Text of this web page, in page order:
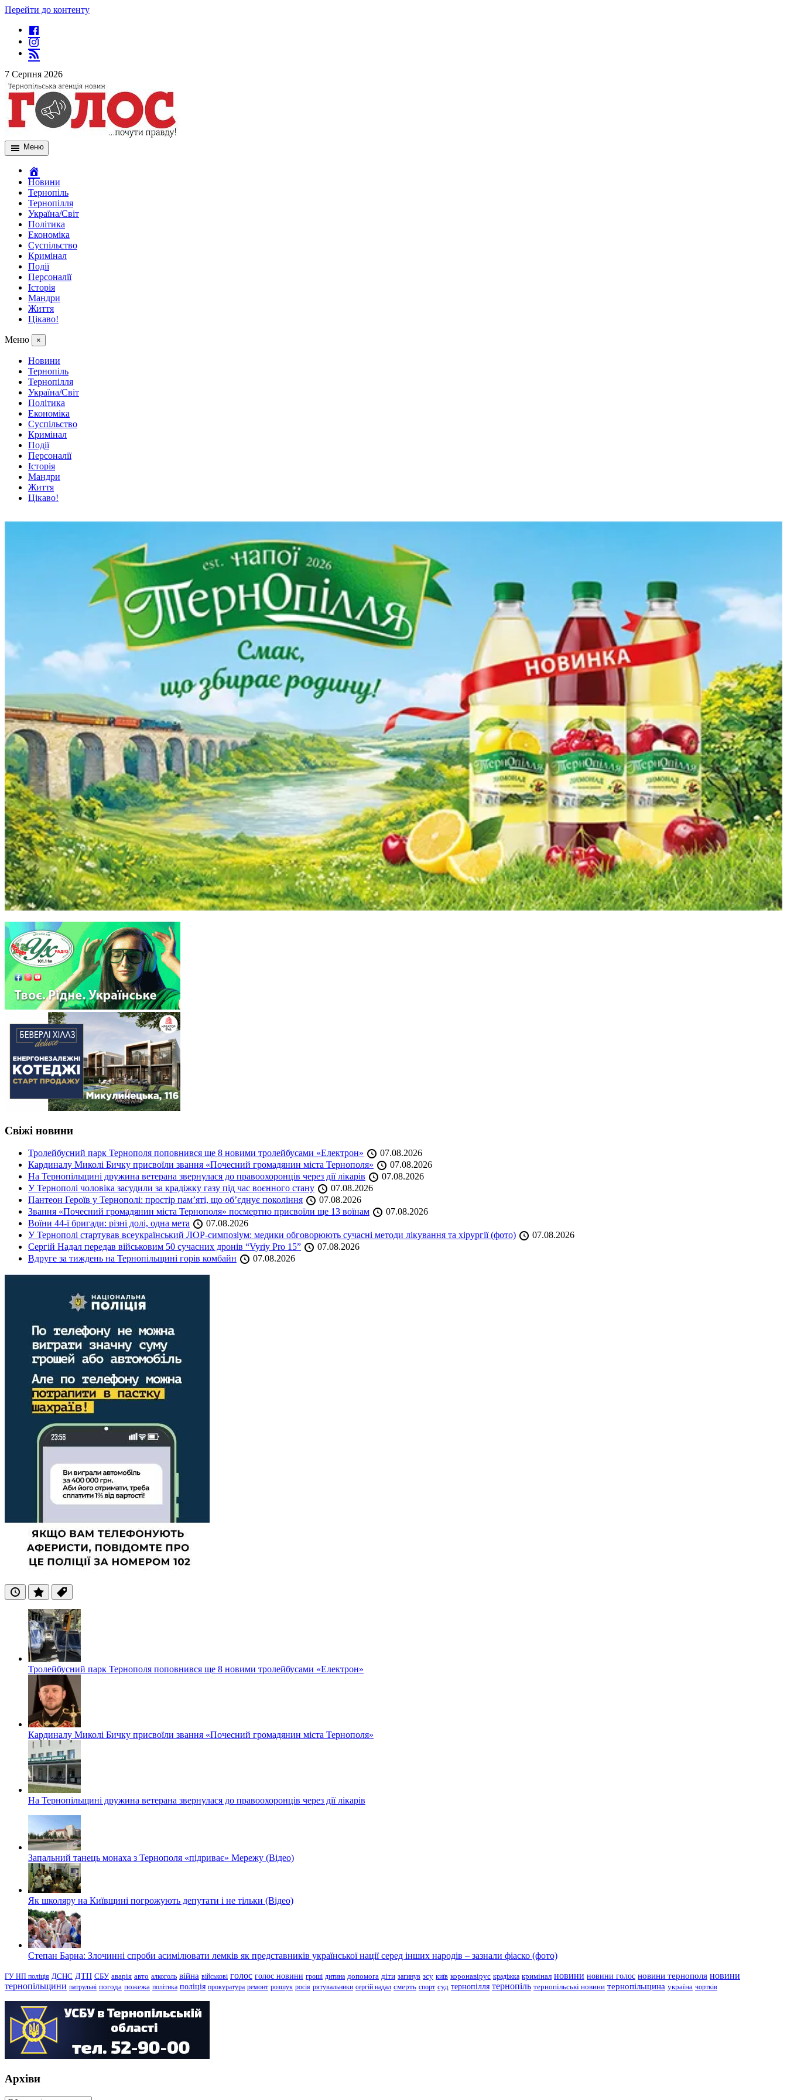
Перейти до контенту
7 Серпня 2026
Меню
Новини
Тернопіль
Тернопілля
Україна/Світ
Політика
Економіка
Суспільство
Кримінал
Події
Персоналії
Історія
Мандри
Життя
Цікаво!
Меню ×
Новини
Тернопіль
Тернопілля
Україна/Світ
Політика
Економіка
Суспільство
Кримінал
Події
Персоналії
Історія
Мандри
Життя
Цікаво!
Свіжі новини
Тролейбусний парк Тернополя поповнився ще 8 новими тролейбусами «Електрон»
07.08.2026
Кардиналу Миколі Бичку присвоїли звання «Почесний громадянин міста Тернополя»
07.08.2026
На Тернопільщині дружина ветерана звернулася до правоохоронців через дії лікарів
07.08.2026
У Тернополі чоловіка засудили за крадіжку газу під час воєнного стану
07.08.2026
Пантеон Героїв у Тернополі: простір пам’яті, що об’єднує покоління
07.08.2026
Звання «Почесний громадянин міста Тернополя» посмертно присвоїли ще 13 воїнам
07.08.2026
Воїни 44-ї бригади: різні долі, одна мета
07.08.2026
У Тернополі стартував всеукраїнський ЛОР-симпозіум: медики обговорюють сучасні методи лікування та хірургії (фото)
07.08.2026
Сергій Надал передав військовим 50 сучасних дронів “Vyriy Pro 15”
07.08.2026
Вдруге за тиждень на Тернопільщині горів комбайн
07.08.2026
ОстанніПопулярні
Теги
Тролейбусний парк Тернополя поповнився ще 8 новими тролейбусами «Електрон»
Кардиналу Миколі Бичку присвоїли звання «Почесний громадянин міста Тернополя»
На Тернопільщині дружина ветерана звернулася до правоохоронців через дії лікарів
Запальний танець монаха з Тернополя «підриває» Мережу (Відео)
Як школяру на Київщині погрожують депутати і не тільки (Відео)
Степан Барна: Злочинні спроби асимілювати лемків як представників української нації серед інших народів – зазнали фіаско (фото)
ГУ НП поліція ДСНС ДТП СБУ аварія авто алкоголь війна військові голос голос новини гроші дитина допомога діти загинув зсу київ коронавірус крадіжка кримінал новини новини голос новини тернополя новини
тернопільщини патрульні погода пожежа політика поліція прокуратура ремонт розшук росія рятувальники сергій надал смерть спорт суд тернопілля тернопіль тернопільські новини тернопільщина україна чортків
Архіви